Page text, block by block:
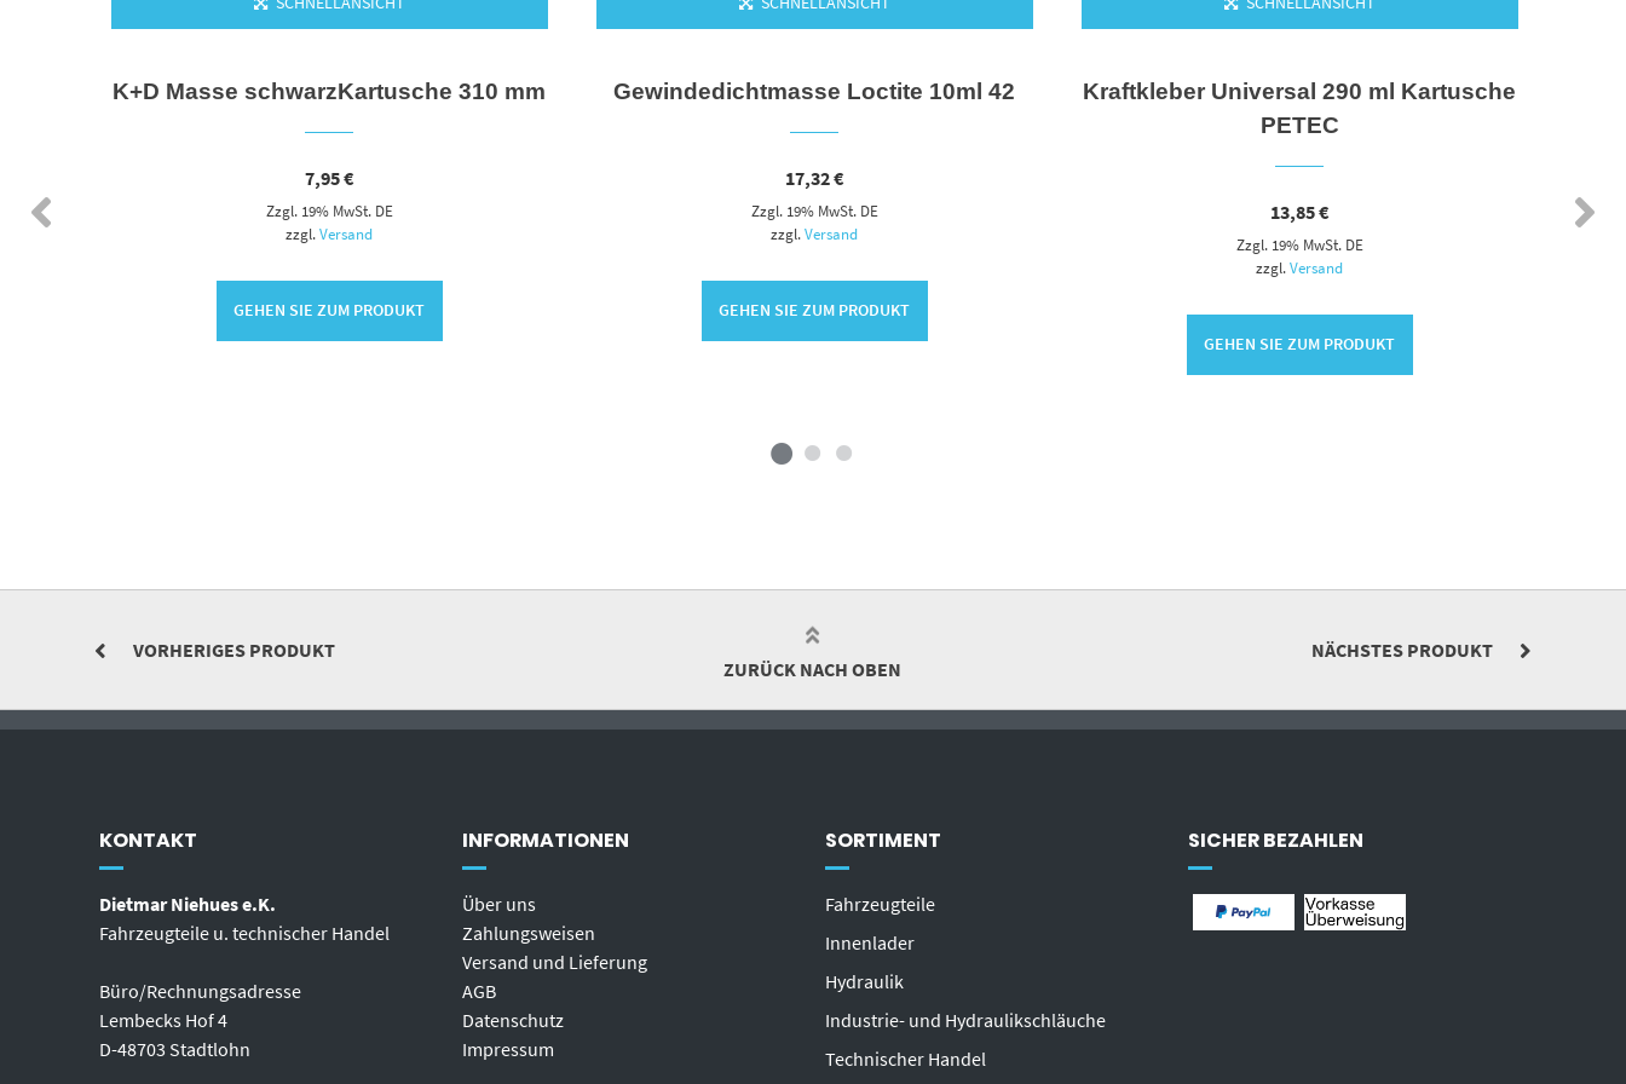
K+D Masse schwarzKartusche 310 mm
7,95€
Zzgl. 19% MwSt. DE
zzgl.Versand
GEHEN SIE ZUM PRODUKT
Gewindedichtmasse Loctite 10ml 42
17,32€
Zzgl. 19% MwSt. DE
zzgl.Versand
GEHEN SIE ZUM PRODUKT
Kraftkleber Universal 290 ml Kartusche
PETEC
13,85€
Zzgl. 19% MwSt. DE
zzgl.Versand
GEHEN SIE ZUM PRODUKT
VORHERIGES PRODUKT
NÄCHSTES PRODUKT
ZURÜCK NACH OBEN
KONTAKT
Dietmar Niehues e.K.
Fahrzeugteile u. technischer Handel
Büro/Rechnungsadresse
Lembecks Hof 4
D-48703 Stadtlohn
INFORMATIONEN
Über uns
Zahlungsweisen
Versand und Lieferung
AGB
Datenschutz
Impressum
SORTIMENT
Fahrzeugteile
Innenlader
Hydraulik
Industrie- und Hydraulikschläuche
Technischer Handel
SICHER BEZAHLEN